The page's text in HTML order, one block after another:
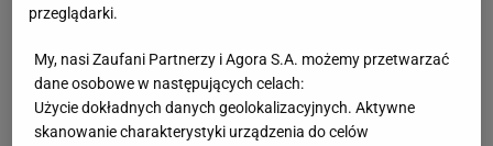
przeglądarki.
My, nasi Zaufani Partnerzy i Agora S.A. możemy przetwarzać
dane osobowe w następujących celach:
Użycie dokładnych danych geolokalizacyjnych. Aktywne
skanowanie charakterystyki urządzenia do celów